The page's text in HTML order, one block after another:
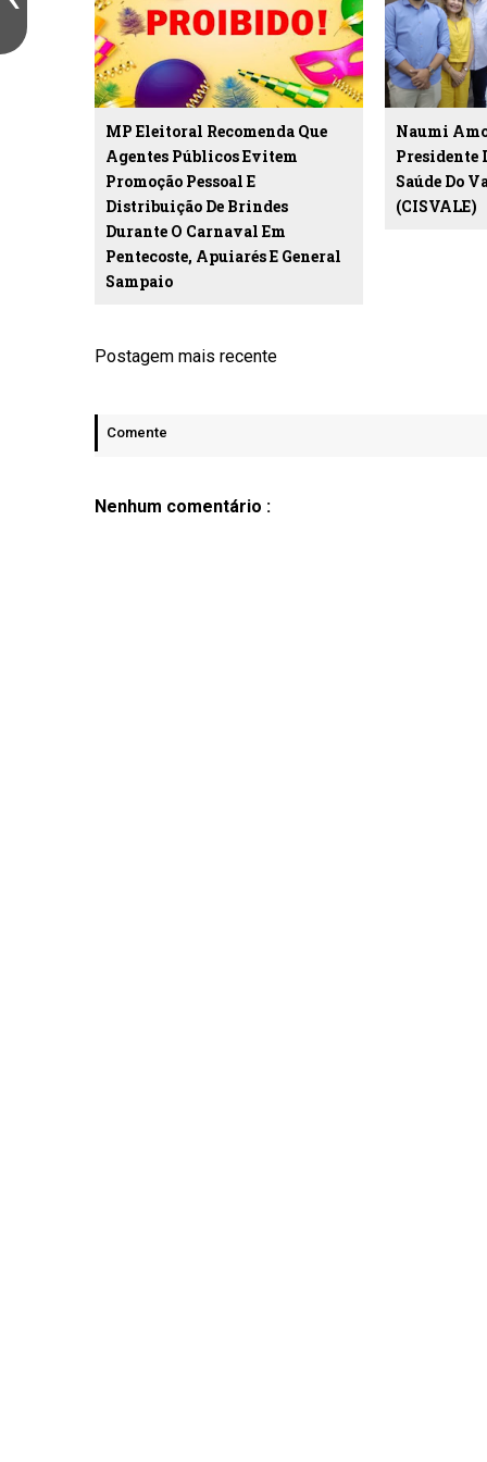
MP Eleitoral Recomenda Que
Agentes Públicos Evitem
Promoção Pessoal E
Distribuição De Brindes
Durante O Carnaval Em
Pentecoste, Apuiarés E General
Sampaio
Naumi
Presidente
Saúde Do
(CISVALE)
Postagem mais recente
Comente
Nenhum comentário :